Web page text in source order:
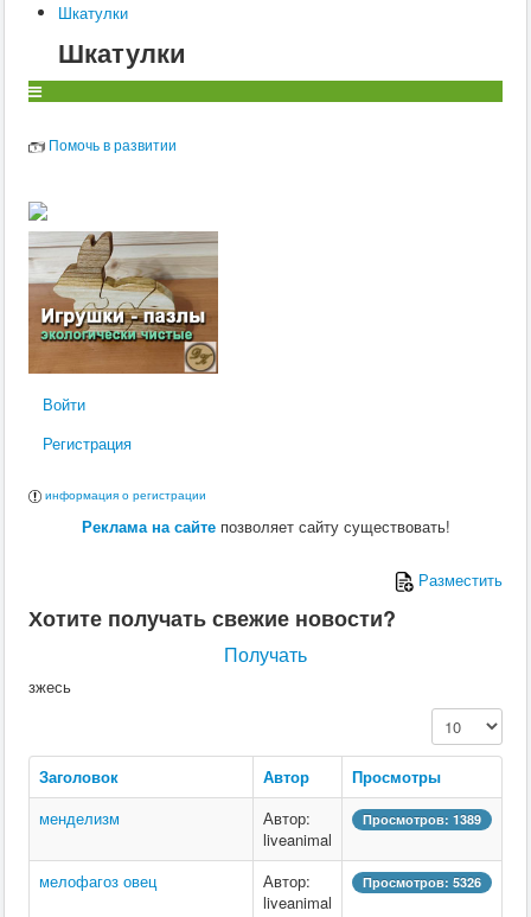
Шкатулки
Шкатулки
Помочь в развитии
Войти
Регистрация
информация о регистрации
Реклама на сайтепозволяет сайту существовать!
Разместить
Хотите получать свежие новости?
Получать
зжесь
Кол-во строк:
Заголовок Автор
Просмотры
менделизм
Автор:
liveanimal
Просмотров: 1389
мелофагоз овец
Автор:
liveanimal
Просмотров: 5326